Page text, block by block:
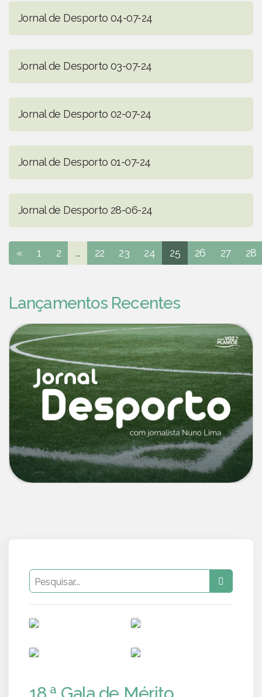
Jornal de Desporto 04-07-24
Jornal de Desporto 03-07-24
Jornal de Desporto 02-07-24
Jornal de Desporto 01-07-24
Jornal de Desporto 28-06-24
« 1 2 ... 22 23 24 25 26 27 28
Lançamentos Recentes